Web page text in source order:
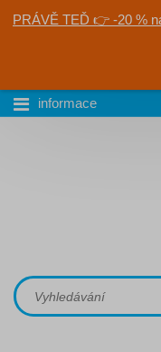
PRÁVĚ TEĎ 👉 -20 %
informace